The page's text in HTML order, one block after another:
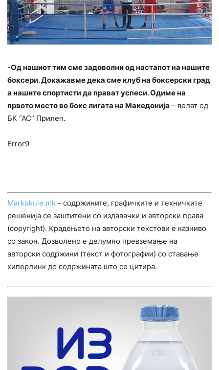
-Од нашиот тим сме задоволни од настапот на нашите
боксери. Докажавме дека сме клуб на боксерски град
а нашите спортисти да прават успеси. Одиме на
првото место во бокс лигата на Македонија – велат од
БК “АС” Прилеп.
Error9
Markukule.mk - содржините, графичките и техничките
решенија се заштитени со издавачки и авторски права
(copyright). Крадењето на авторски текстови е казниво
со закон. Дозволено е делумно превземање на
авторски содржини (текст и фотографии) со ставање
хиперлинк до содржината што се цитира.